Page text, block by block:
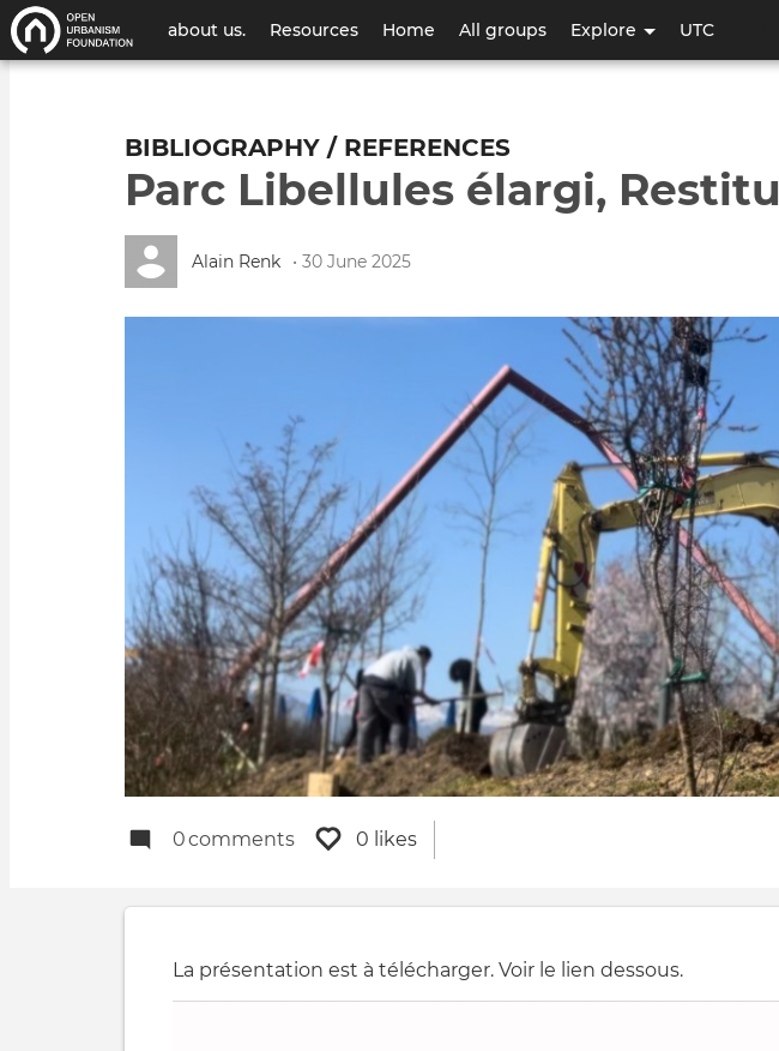
User
account
about us. Resources Home All groups Explore UTC
BIBLIOGRAPHY / REFERENCES
Parc Libellules élargi,
Alain Renk • 30 June 2025
0comments 0 likes
La présentation est à télécharger. Voir le lien dessous.